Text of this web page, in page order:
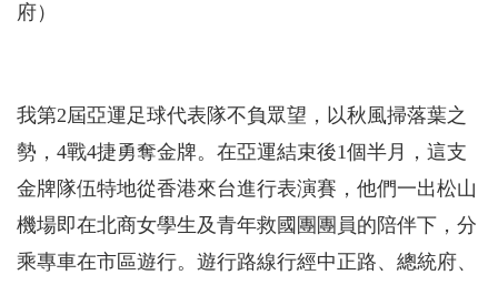
府）
我第2屆亞運足球代表隊不負眾望，以秋風掃落葉之
勢，4戰4捷勇奪金牌。在亞運結束後1個半月，這支
金牌隊伍特地從香港來台進行表演賽，他們一出松山
機場即在北商女學生及青年救國團團員的陪伴下，分
乘專車在市區遊行。遊行路線行經中正路、總統府、